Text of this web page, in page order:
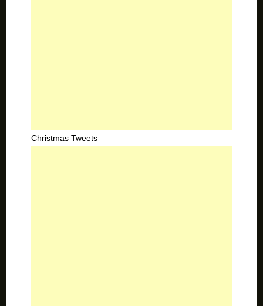
Christmas Tweets